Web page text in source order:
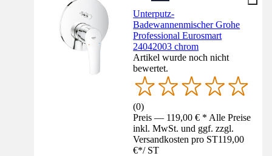
Unterputz-
Badewannenmischer Grohe
Professional Eurosmart
24042003 chrom
Artikel wurde noch nicht
bewertet.
(0)
Preis — 119,00 € * Alle Preise
inkl. MwSt. und ggf. zzgl.
Versandkosten pro ST119,00
€*/ ST